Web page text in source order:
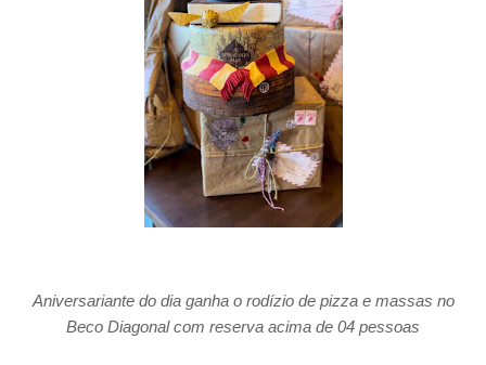
Aniversariante do dia ganha o rodízio de pizza e massas no
Beco Diagonal com reserva acima de 04 pessoas